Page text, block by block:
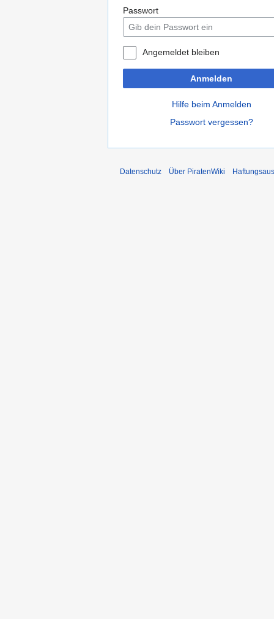
Passwort
Angemeldet bleiben
Anmelden
Hilfe beim Anmelden
Passwort vergessen?
Datenschutz Über PiratenWiki